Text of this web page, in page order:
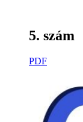
5. szám
PDF